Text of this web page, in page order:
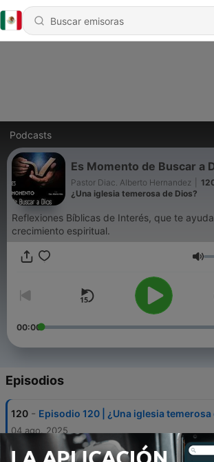
Podcasts
Es Momento de Buscar a
Pastor Diac. Alberto Hernandez
¿Una iglesia temerosa de Dios?
Reflexiones Bíblicas de Interés, que te
crecimiento espiritual.
00:00
Episodios
120 - Episodio 120 | ¿Una iglesia temerosa
04 ago. 2025
119 - Episodio 119 | ¿Qué define nuestra